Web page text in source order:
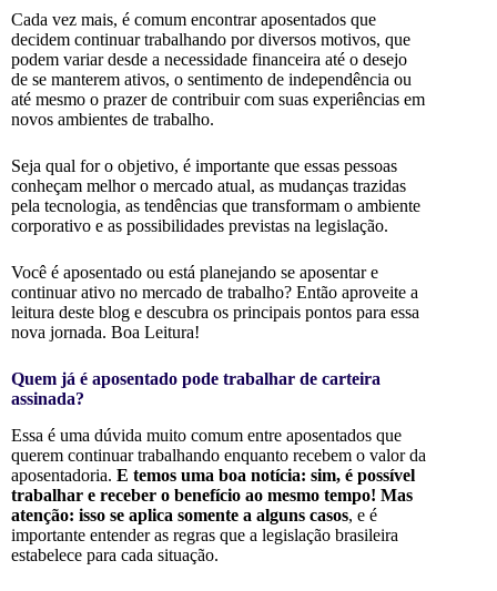
Cada vez mais, é comum encontrar aposentados que
decidem continuar trabalhando por diversos motivos, que
podem variar desde a necessidade financeira até o desejo
de se manterem ativos, o sentimento de independência ou
até mesmo o prazer de contribuir com suas experiências em
novos ambientes de trabalho.
Seja qual for o objetivo, é importante que essas pessoas
conheçam melhor o mercado atual, as mudanças trazidas
pela tecnologia, as tendências que transformam o ambiente
corporativo e as possibilidades previstas na legislação.
Você é aposentado ou está planejando se aposentar e
continuar ativo no mercado de trabalho? Então aproveite a
leitura deste blog e descubra os principais pontos para essa
nova jornada. Boa Leitura!
Quem já é aposentado pode trabalhar de carteira
assinada?
Essa é uma dúvida muito comum entre aposentados que
querem continuar trabalhando enquanto recebem o valor da
aposentadoria. E temos uma boa notícia: sim, é possível
trabalhar e receber o benefício ao mesmo tempo! Mas
atenção: isso se aplica somente a alguns casos, e é
importante entender as regras que a legislação brasileira
estabelece para cada situação.